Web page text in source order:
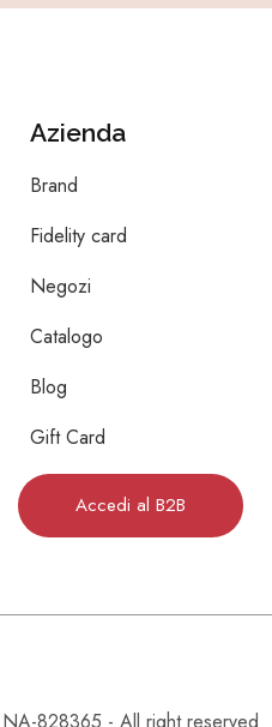
Azienda
Brand
Fidelity card
Negozi
Catalogo
Blog
Gift Card
Accedi al B2B